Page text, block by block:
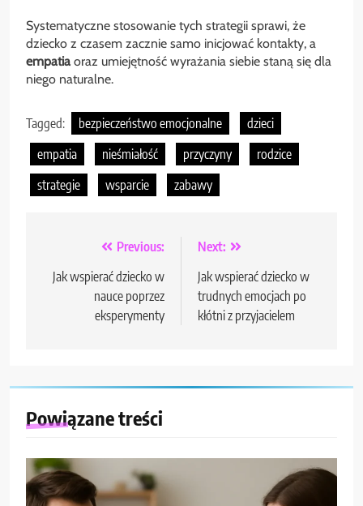
Systematyczne stosowanie tych strategii sprawi, że
dziecko z czasem zacznie samo inicjować kontakty, a
empatiaoraz umiejętność wyrażania siebie staną się dla
niego naturalne.
Tagged: bezpieczeństwo emocjonalne
dzieci
empatia
nieśmiałość przyczyny
rodzice
strategie
wsparcie zabawy
Nawigacja
wpisu
Previous:
Jak wspierać dziecko w
nauce poprzez
eksperymenty
Next:
Jak wspierać dziecko w
trudnych emocjach po
kłótni z przyjacielem
Powiązane treści